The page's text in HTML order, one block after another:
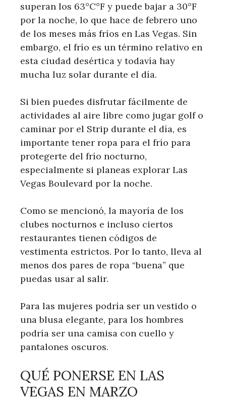
superan los 63°C°F y puede bajar a 30°F
por la noche, lo que hace de febrero uno
de los meses más fríos en Las Vegas. Sin
embargo, el frío es un término relativo en
esta ciudad desértica y todavía hay
mucha luz solar durante el día.
Si bien puedes disfrutar fácilmente de
actividades al aire libre como jugar golf o
caminar por el Strip durante el día, es
importante tener ropa para el frío para
protegerte del frío nocturno,
especialmente si planeas explorar Las
Vegas Boulevard por la noche.
Como se mencionó, la mayoría de los
clubes nocturnos e incluso ciertos
restaurantes tienen códigos de
vestimenta estrictos. Por lo tanto, lleva al
menos dos pares de ropa “buena” que
puedas usar al salir.
Para las mujeres podría ser un vestido o
una blusa elegante, para los hombres
podría ser una camisa con cuello y
pantalones oscuros.
QUÉ PONERSE EN LAS
VEGAS EN MARZO